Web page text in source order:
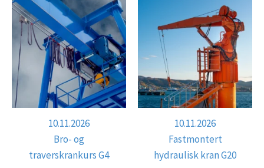
10.11.2026
Bro- og
traverskrankurs G4
10.11.2026
Fastmontert
hydraulisk kran G20